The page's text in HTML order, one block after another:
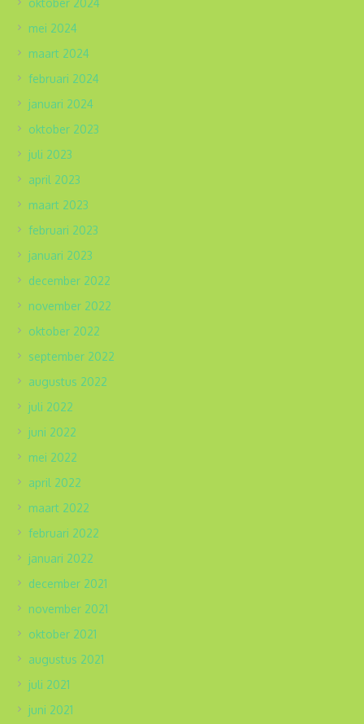
oktober 2024
mei 2024
maart 2024
februari 2024
januari 2024
oktober 2023
juli 2023
april 2023
maart 2023
februari 2023
januari 2023
december 2022
november 2022
oktober 2022
september 2022
augustus 2022
juli 2022
juni 2022
mei 2022
april 2022
maart 2022
februari 2022
januari 2022
december 2021
november 2021
oktober 2021
augustus 2021
juli 2021
juni 2021